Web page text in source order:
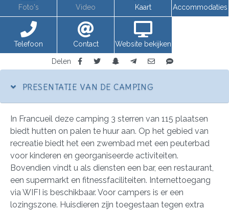
Foto's Video Kaart Accommodaties
Telefoon Contact Website bekijken
Delen
PRESENTATIE VAN DE CAMPING
In Francueil deze camping 3 sterren van 115 plaatsen
biedt hutten on palen te huur aan. Op het gebied van
recreatie biedt het een zwembad met een peuterbad
voor kinderen en georganiseerde activiteiten.
Bovendien vindt u als diensten een bar, een restaurant,
een supermarkt en fitnessfaciliteiten. Internettoegang
via WIFI is beschikbaar. Voor campers is er een
lozingszone. Huisdieren zijn toegestaan tegen extra